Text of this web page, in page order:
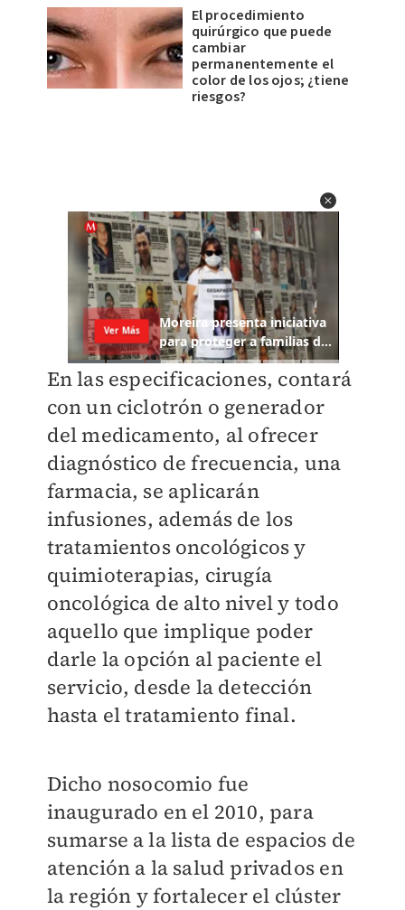
El procedimiento
quirúrgico que puede
cambiar
permanentemente el
color de los ojos; ¿tiene
riesgos?
En las especificaciones, contará
con un ciclotrón o generador
del medicamento, al ofrecer
diagnóstico de frecuencia, una
farmacia, se aplicarán
infusiones, además de los
tratamientos oncológicos y
quimioterapias, cirugía
oncológica de alto nivel y todo
aquello que implique poder
darle la opción al paciente el
servicio, desde la detección
hasta el tratamiento final.
Dicho nosocomio fue
inaugurado en el 2010, para
sumarse a la lista de espacios de
atención a la salud privados en
la región y fortalecer el clúster